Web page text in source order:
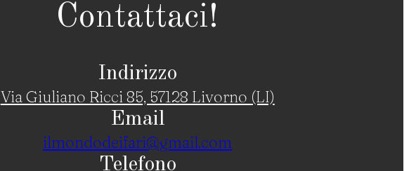
Contattaci!
Indirizzo
Via Giuliano Ricci 85, 57128 Livorno (LI)
Email
ilmondodeifari@gmail.com
Telefono